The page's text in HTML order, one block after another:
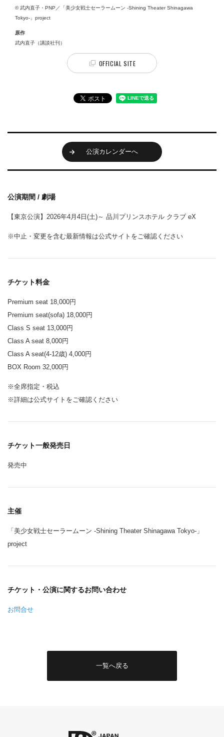
© 武内直子・PNP／「美少女戦士セーラームーン -Shining Theater Shinagawa
Tokyo-」project
原作
武内直子（講談社刊）
OFFICIAL SITE
公演カレンダーへ
公演期間 / 劇場
【東京公演】2026年4月4日(土)～ 品川プリンスホテル クラブ eX
※中止・変更を含む最新情報は公式サイトをご確認ください
チケット料金
Premium seat 18,000円
Premium seat(sofa) 18,000円
Class S seat 13,000円
Class A seat 8,000円
Class A seat(4-12歳) 4,000円
BOX Room 32,000円
※全席指定・税込
※詳細は公式サイトをご確認ください
チケット一般発売日
発売中
主催
「美少女戦士セーラームーン -Shining Theater Shinagawa Tokyo-」
project
チケット・公演に関するお問い合わせ
お問合せ
一覧へ戻る